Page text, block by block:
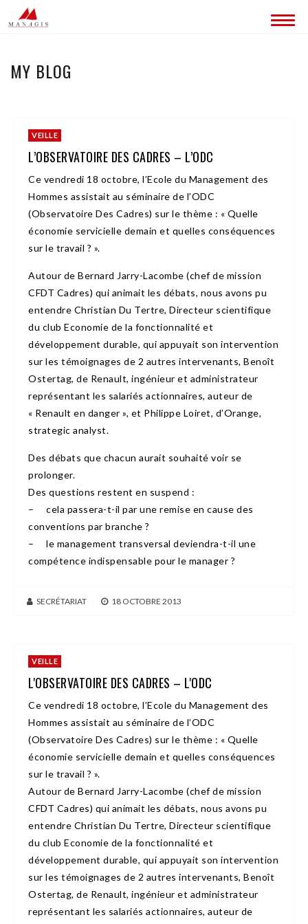
MY BLOG
VEILLE
L’OBSERVATOIRE DES CADRES – L’ODC
Ce vendredi 18 octobre, l’Ecole du Management des
Hommes assistait au séminaire de l’ODC
(Observatoire Des Cadres) sur le thème : « Quelle
économie servicielle demain et quelles conséquences
sur le travail ? ».
Autour de Bernard Jarry-Lacombe (chef de mission
CFDT Cadres) qui animait les débats, nous avons pu
entendre Christian Du Tertre, Directeur scientifique
du club Economie de la fonctionnalité et
développement durable, qui appuyait son intervention
sur les témoignages de 2 autres intervenants, Benoît
Ostertag, de Renault, ingénieur et administrateur
représentant les salariés actionnaires, auteur de
« Renault en danger », et Philippe Loiret, d’Orange,
strategic analyst.
Des débats que chacun aurait souhaité voir se
prolonger.
Des questions restent en suspend :
– cela passera-t-il par une remise en cause des
conventions par branche ?
– le management transversal deviendra-t-il une
compétence indispensable pour le manager ?
SECRÉTARIAT 18 OCTOBRE 2013
VEILLE
L'OBSERVATOIRE DES CADRES – L'ODC
Ce vendredi 18 octobre, l’Ecole du Management des
Hommes assistait au séminaire de l’ODC
(Observatoire Des Cadres) sur le thème : « Quelle
économie servicielle demain et quelles conséquences
sur le travail ? ».
Autour de Bernard Jarry-Lacombe (chef de mission
CFDT Cadres) qui animait les débats, nous avons pu
entendre Christian Du Tertre, Directeur scientifique
du club Economie de la fonctionnalité et
développement durable, qui appuyait son intervention
sur les témoignages de 2 autres intervenants, Benoît
Ostertag, de Renault, ingénieur et administrateur
représentant les salariés actionnaires, auteur de